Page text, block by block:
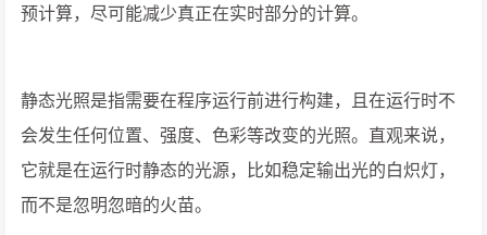
预计算，尽可能减少真正在实时部分的计算。
静态光照是指需要在程序运行前进行构建，且在运行时不
会发生任何位置、强度、色彩等改变的光照。直观来说，
它就是在运行时静态的光源，比如稳定输出光的白炽灯，
而不是忽明忽暗的火苗。